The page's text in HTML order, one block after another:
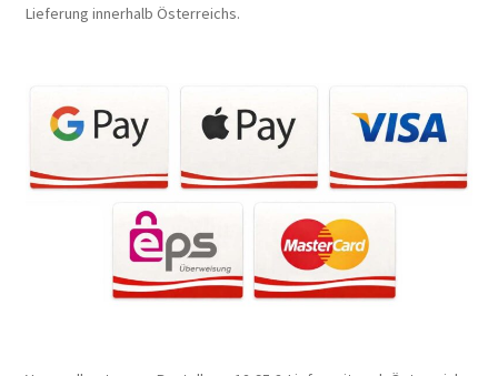
Lieferung innerhalb Österreichs.